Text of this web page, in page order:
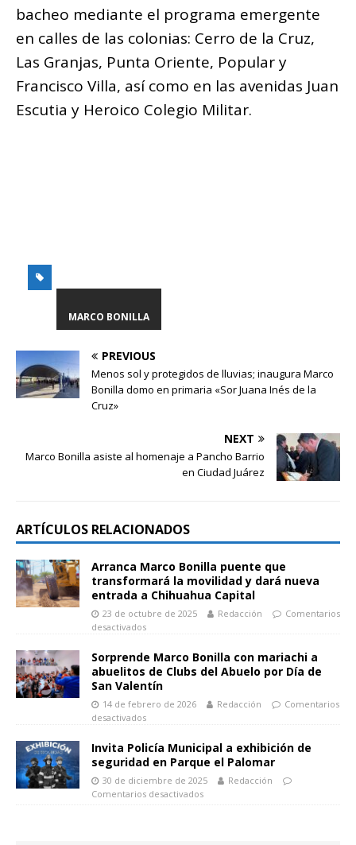
bacheo mediante el programa emergente
en calles de las colonias: Cerro de la Cruz,
Las Granjas, Punta Oriente, Popular y
Francisco Villa, así como en las avenidas Juan
Escutia y Heroico Colegio Militar.
MARCO BONILLA
PREVIOUS
Menos sol y protegidos de lluvias; inaugura Marco
Bonilla domo en primaria «Sor Juana Inés de la
Cruz»
NEXT
Marco Bonilla asiste al homenaje a Pancho Barrio
en Ciudad Juárez
ARTÍCULOS RELACIONADOS
Arranca Marco Bonilla puente que
transformará la movilidad y dará nueva
entrada a Chihuahua Capital
23 de octubre de 2025 Redacción
Comentarios
desactivados
Sorprende Marco Bonilla con mariachi a
abuelitos de Clubs del Abuelo por Día de
San Valentín
14 de febrero de 2026 Redacción
Comentarios
desactivados
Invita Policía Municipal a exhibición de
seguridad en Parque el Palomar
30 de diciembre de 2025
Redacción
Comentarios desactivados